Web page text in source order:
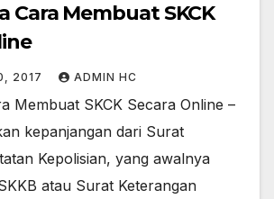
Cara Membuat SKCK
2017 ADMIN HC
Membuat SKCK Secara Online –
kepanjangan dari Surat
Kepolisian, yang awalnya
atau Surat Keterangan